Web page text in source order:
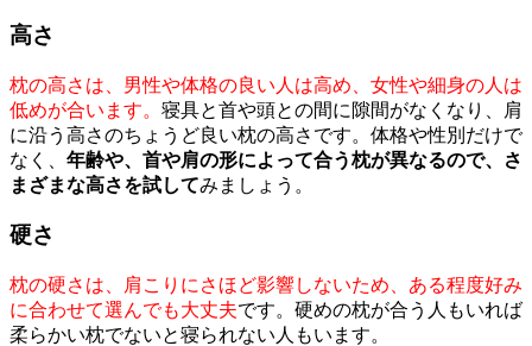
高さ
枕の高さは、男性や体格の良い人は高め、女性や細身の人は
低めが合います。 寝具と首や頭との間に隙間がなくなり、肩
に沿う高さのちょうど良い枕の高さです。体格や性別だけで
なく、 年齢や、首や肩の形によって合う枕が異なるので、さ
まざまな高さを試してみましょう。
硬さ
枕の硬さは、肩こりにさほど影響しないため、ある程度好み
に合わせて選んでも大丈夫です。硬めの枕が合う人もいれば
柔らかい枕でないと寝られない人もいます。